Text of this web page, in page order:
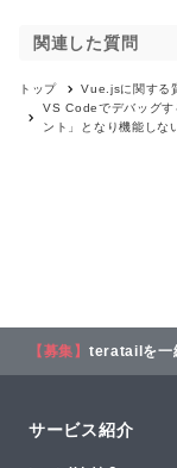
関連した質問
トップ Vue.jsに関する
VS Codeでデバッグす
ント」となり機能しな
【募集】 teratailを一
サービス紹介